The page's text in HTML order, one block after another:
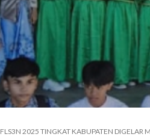
FLS3N 2025 TINGKAT KABUPATEN DIGELAR